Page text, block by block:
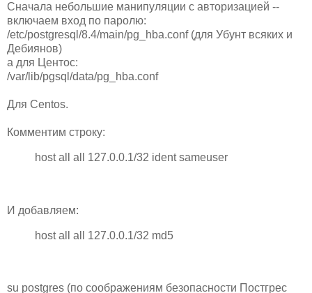
Сначала небольшие манипуляции с авторизацией --
включаем вход по паролю:
/etc/postgresql/8.4/main/pg_hba.conf (для Убунт всяких и
Дебиянов)
а для Центос:
/var/lib/pgsql/data/pg_hba.conf
Для Centos.
Комментим строку:
host all all 127.0.0.1/32 ident sameuser
И добавляем:
host all all 127.0.0.1/32 md5
su postgres (по соображениям безопасности Постгрес